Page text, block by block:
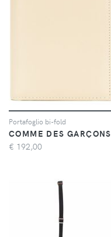
Portafoglio bi-fold
COMME DES GARÇONS
€ 192,00